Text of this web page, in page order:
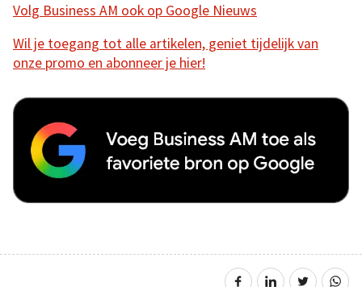
Volg Business AM ook op Google Nieuws
Wil je toegang tot alle artikelen, geniet tijdelijk van
onze promo en abonneer je hier!